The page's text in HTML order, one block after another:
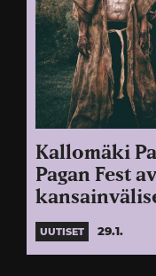
Kallomäki
Pagan Fest
UUTISET 29.1.